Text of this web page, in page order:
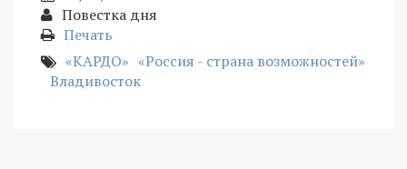
Повестка дня
Печать
«КАРДО» «Россия - страна возможностей»
Владивосток